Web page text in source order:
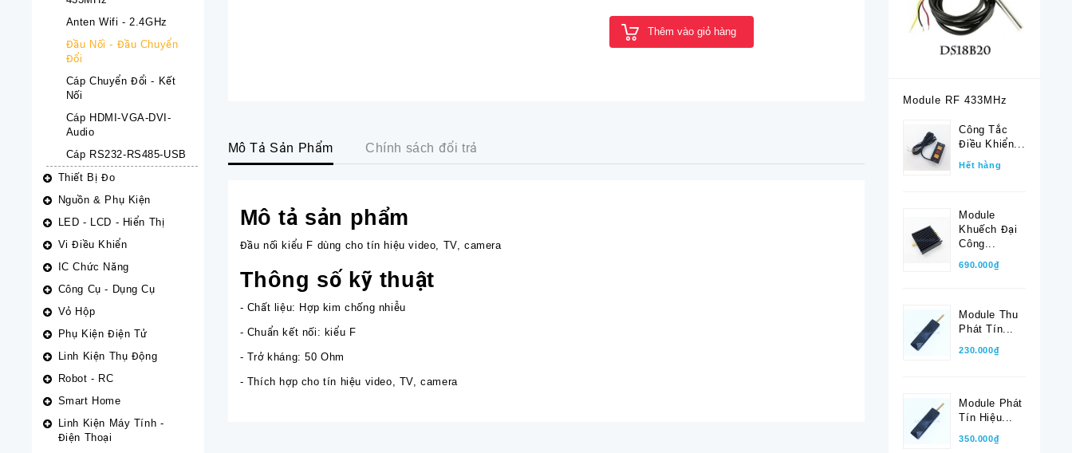
Anten Wifi - 2.4GHz
Đầu Nối - Đầu Chuyển
Đổi
Cáp Chuyển Đổi - Kết
Nối
Cáp HDMI-VGA-DVI-
Audio
Cáp RS232-RS485-USB
Thiết Bị Đo
Nguồn & Phụ Kiện
LED - LCD - Hiển Thị
Vi Điều Khiển
IC Chức Năng
Công Cụ - Dụng Cụ
Vỏ Hộp
Phụ Kiện Điện Tử
Linh Kiện Thụ Động
Robot - RC
Smart Home
Linh Kiện Máy Tính -
Điện Thoại
Thêm vào giỏ hàng
Mô Tả Sản Phẩm Chính sách đổi trả
Mô tả sản phẩm
Đầu nối kiểu F dùng cho tín hiệu video, TV, camera
Thông số kỹ thuật
- Chất liệu: Hợp kim chống nhiễu
- Chuẩn kết nối: kiểu F
- Trở kháng: 50 Ohm
- Thích hợp cho tín hiệu video, TV, camera
Module RF 433MHz
Công Tắc
Điều Khiển...
Hết hàng
Module
Khuếch Đại
Công...
690.000₫
Module Thu
Phát Tín...
230.000₫
Module Phát
Tín Hiệu...
350.000₫